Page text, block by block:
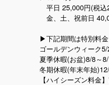
平日 25,000円(税込
金、土、祝前日
▶︎下記期間は特別料
ゴールデンウィーク
夏季休暇(お盆)8/8～
冬期休暇(年末年始
【ハイシーズン料金